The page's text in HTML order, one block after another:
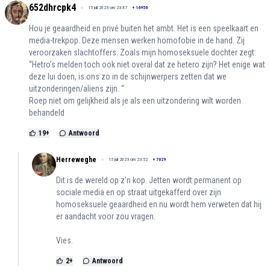
652dhrcpk4 15 juli 2023 om 23:47 + 16956
Hou je geaardheid en privé buiten het ambt. Het is een speelkaart en
media-trekpop. Deze mensen werken homofobie in de hand. Zij
veroorzaken slachtoffers. Zoals mijn homoseksuele dochter zegt:
“Hetro’s melden toch ook niet overal dat ze hetero zijn? Het enige wat
deze lui doen, is ons zo in de schijnwerpers zetten dat we
uitzonderingen/aliens zijn. “
Roep niet om gelijkheid als je als een uitzondering wilt worden
behandeld
19+ Antwoord
Herreweghe 15 juli 2023 om 23:52 + 7029
Dit is de wereld op z’n kop. Jetten wordt permanent op
sociale media en op straat uitgekafferd over zijn
homoseksuele geaardheid en nu wordt hem verweten dat hij
er aandacht voor zou vragen.
Vies.
2+ Antwoord